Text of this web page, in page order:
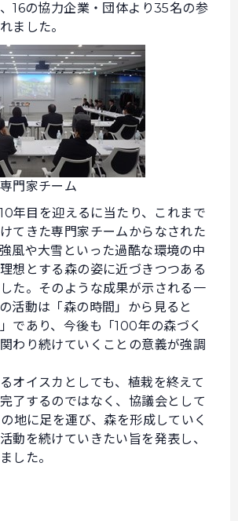
16の協力企業・団体より35名の参
ました。
門家チーム
年目を迎えるに当たり、これまで
てきた専門家チームからなされた
風や大雪といった過酷な環境の中
想とする森の姿に近づきつつある
た。そのような成果が示される一
活動は「森の時間」から見ると
であり、今後も「100年の森づく
わり続けていくことの意義が強調
オイスカとしても、植栽を終えて
了するのではなく、協議会として
地に足を運び、森を形成していく
動を続けていきたい旨を発表し、
した。